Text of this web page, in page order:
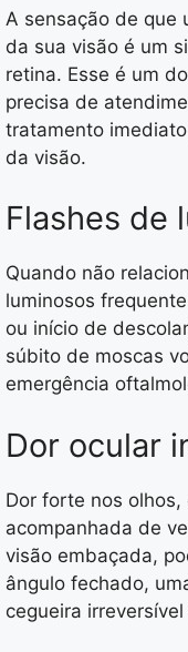
A sensação de que
da sua visão é um
retina. Esse é um
precisa de
tratamento
da visão.
Flashes de
Quando não
luminosos
ou início de
súbito de moscas
emergência
Dor ocular
Dor forte nos
acompanhada de
visão embaçada,
ângulo fechado,
cegueira